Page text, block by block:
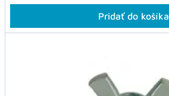
Pridať do košíka